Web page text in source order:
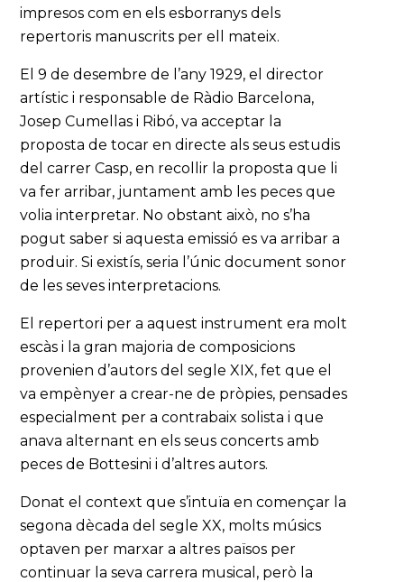
impresos com en els esborranys dels
repertoris manuscrits per ell mateix.
El 9 de desembre de l’any 1929, el director
artístic i responsable de Ràdio Barcelona,
Josep Cumellas i Ribó, va acceptar la
proposta de tocar en directe als seus estudis
del carrer Casp, en recollir la proposta que li
va fer arribar, juntament amb les peces que
volia interpretar. No obstant això, no s’ha
pogut saber si aquesta emissió es va arribar a
produir. Si existís, seria l’únic document sonor
de les seves interpretacions.
El repertori per a aquest instrument era molt
escàs i la gran majoria de composicions
provenien d’autors del segle XIX, fet que el
va empènyer a crear-ne de pròpies, pensades
especialment per a contrabaix solista i que
anava alternant en els seus concerts amb
peces de Bottesini i d’altres autors.
Donat el context que s’intuïa en començar la
segona dècada del segle XX, molts músics
optaven per marxar a altres països per
continuar la seva carrera musical, però la